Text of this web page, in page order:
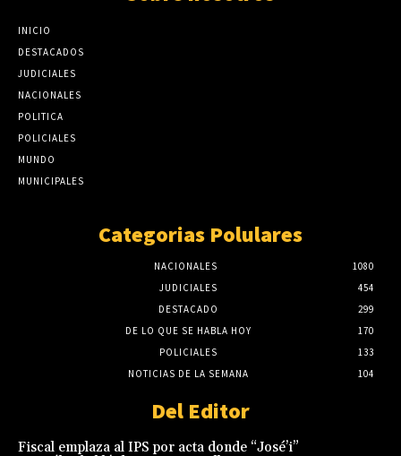
INICIO
DESTACADOS
JUDICIALES
NACIONALES
POLITICA
POLICIALES
MUNDO
MUNICIPALES
Categorias Polulares
NACIONALES
1080
JUDICIALES
454
DESTACADO
299
DE LO QUE SE HABLA HOY
170
POLICIALES
133
NOTICIAS DE LA SEMANA
104
Del Editor
Fiscal emplaza al IPS por acta donde “José’i”